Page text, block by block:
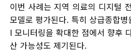
이번 사례는 지역 의료의 디지털
모델로 평가된다. 특히 상급종합
I 모니터링을 확대한 점에서 향후
산 가능성도 제기된다.